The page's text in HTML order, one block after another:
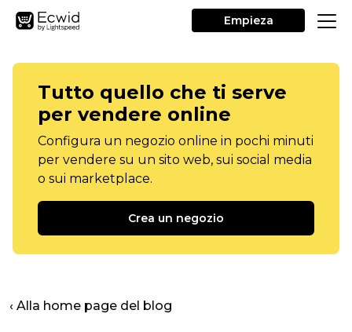
Empieza
Tutto quello che ti serve
per vendere online
Configura un negozio online in pochi minuti
per vendere su un sito web, sui social media
o sui marketplace.
Crea un negozio
‹ Alla home page del blog